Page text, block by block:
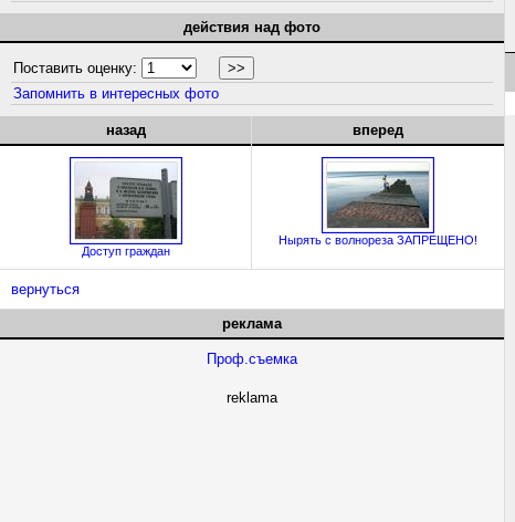
действия над фото
Поставить оценку:
Запомнить в интересных фото
назад
Доступ граждан
вперед
Нырять с волнореза ЗАПРЕЩЕНО!
вернуться
реклама
Проф.съемка
reklama